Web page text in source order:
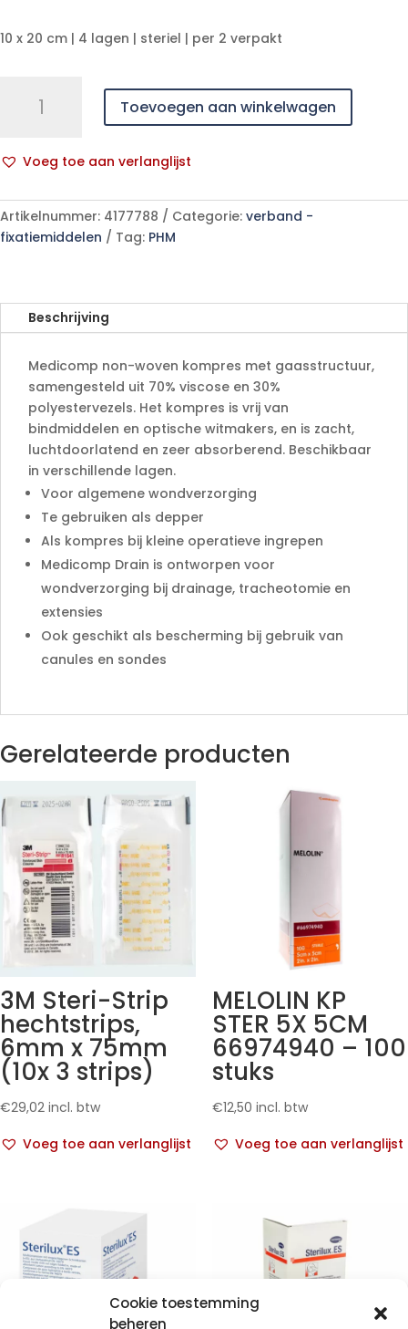
Cookie toestemming
beheren
10 x 20 cm | 4 lagen | steriel | per 2 verpakt
10x20cm
25x2
aantal
Toevoegen aan winkelwagen
Voeg toe aan verlanglijst
l
t
e
a
t
Artikelnummer: 4177788 Categorie: verband -
fixatiemiddelen
Tag: PHM
Beschrijving
Medicomp non-woven kompres met gaasstructuur,
samengesteld uit 70% viscose en 30%
polyestervezels. Het kompres is vrij van
bindmiddelen en optische witmakers, en is zacht,
luchtdoorlatend en zeer absorberend. Beschikbaar
in verschillende lagen.
Voor algemene wondverzorging
Te gebruiken als depper
Als kompres bij kleine operatieve ingrepen
Medicomp Drain is ontworpen voor
wondverzorging bij drainage, tracheotomie en
extensies
Ook geschikt als bescherming bij gebruik van
canules en sondes
Gerelateerde producten
3M Steri-Strip
hechtstrips,
6mm x 75mm
(10x 3 strips)
€29,02 incl. btw
Voeg toe aan verlanglijst
MELOLIN KP
STER 5X 5CM
66974940 – 100
stuks
€12,50 incl. btw
Voeg toe aan verlanglijst